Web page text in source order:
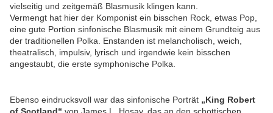
vielseitig und zeitgemäß Blasmusik klingen kann.
Vermengt hat hier der Komponist ein bisschen Rock, etwas Pop,
eine gute Portion sinfonische Blasmusik mit einem Grundteig aus
der traditionellen Polka. Enstanden ist melancholisch, weich,
theatralisch, impulsiv, lyrisch und irgendwie kein bisschen
angestaubt, die erste symphonische Polka.
Ebenso eindrucksvoll war das sinfonische Porträt „King Robert
of Scotland“ von James L. Hosay, das an den schottischen